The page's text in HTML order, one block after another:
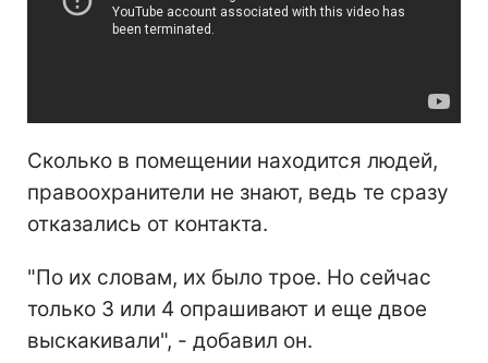
Сколько в помещении находится людей,
правоохранители не знают, ведь те сразу
отказались от контакта.
"По их словам, их было трое. Но сейчас
только 3 или 4 опрашивают и еще двое
выскакивали", - добавил он.